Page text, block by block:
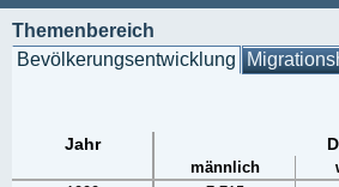
Themenbereich
Bevölkerungsentwicklung
Jahr
männlich